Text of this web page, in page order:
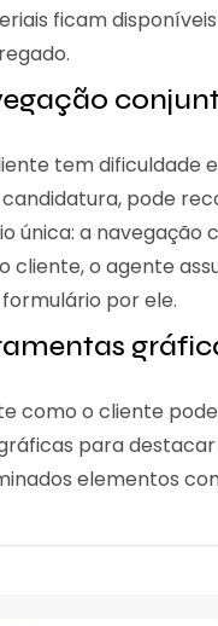
ficam
tem dificuldade
pode
única: a navegação
cliente, o agente
por ele.
como o cliente
para
elementos